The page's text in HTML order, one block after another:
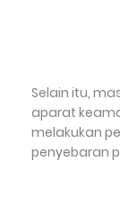
Selain itu,
aparat
melakukan
penyebaran